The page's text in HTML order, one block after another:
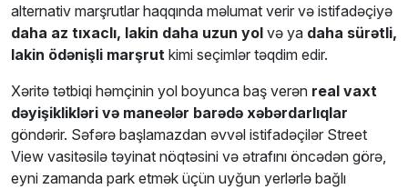
alternativ marşrutlar haqqında məlumat verir və istifadəçiyə
daha az tıxaclı, lakin daha uzun yol və ya daha sürətli,
lakin ödənişli marşrut kimi seçimlər təqdim edir.
Xəritə tətbiqi həmçinin yol boyunca baş verən real vaxt
dəyişiklikləri və maneələr barədə xəbərdarlıqlar
göndərir. Səfərə başlamazdan əvvəl istifadəçilər Street
View vasitəsilə təyinat nöqtəsini və ətrafını öncədən görə,
eyni zamanda park etmək üçün uyğun yerlərlə bağlı